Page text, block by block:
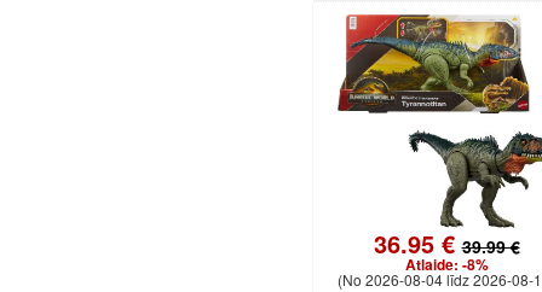
36.95 €39.99 €
Atlaide: -8%
(No 2026-08-04 līdz 2026-08-